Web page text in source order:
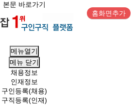
본문 바로가기
홈화면추가
메뉴열기
메뉴 닫기
채용정보
인재정보
구인등록(채용)
구직등록(인재)